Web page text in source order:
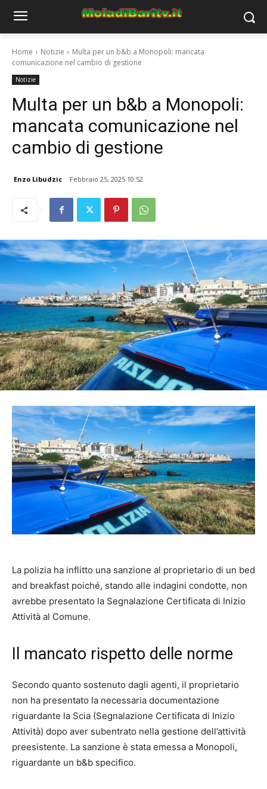
Home Notizie
Multa per un b&b a Monopoli: mancata
comunicazione nel cambio di gestione
Notizie
Multa per un b&b a Monopoli:
mancata comunicazione nel
cambio di gestione
Enzo Libudzic Febbraio 25, 2025 10:52
La polizia ha inflitto una sanzione al proprietario di un bed
and breakfast poiché, stando alle indagini condotte, non
avrebbe presentato la Segnalazione Certificata di Inizio
Attività al Comune.
Il mancato rispetto delle norme
Secondo quanto sostenuto dagli agenti, il proprietario
non ha presentato la necessaria documentazione
riguardante la Scia (Segnalazione Certificata di Inizio
Attività) dopo aver subentrato nella gestione dell’attività
preesistente. La sanzione è stata emessa a Monopoli,
riguardante un b&b specifico.